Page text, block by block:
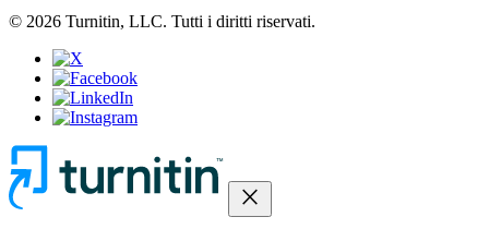
© 2026 Turnitin, LLC. Tutti i diritti riservati.
close